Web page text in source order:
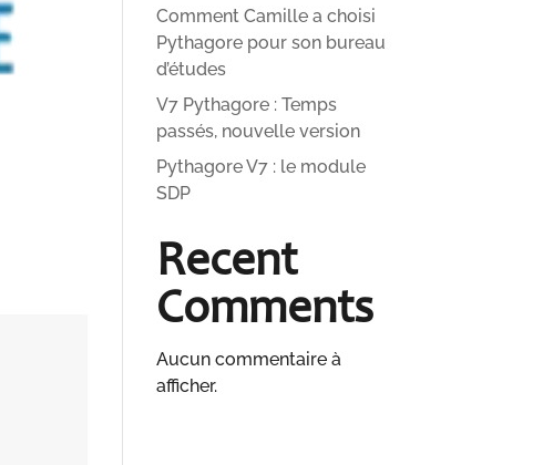
Comment Camille a choisi
Pythagore pour son bureau
d’études
V7 Pythagore : Temps
passés, nouvelle version
Pythagore V7 : le module
SDP
Recent
Comments
Aucun commentaire à
afficher.